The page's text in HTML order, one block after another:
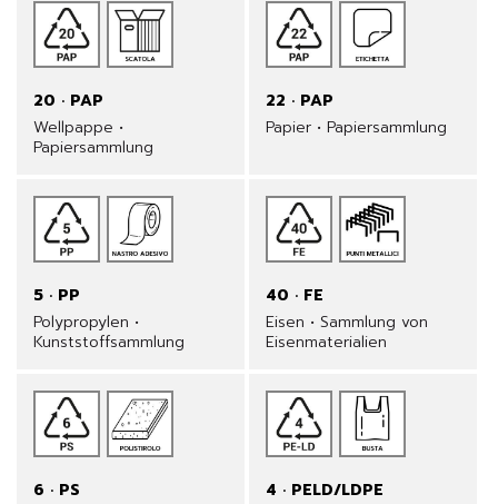
20 · PAP
Wellpappe •
Papiersammlung
22 · PAP
Papier • Papiersammlung
5 · PP
Polypropylen •
Kunststoffsammlung
40 · FE
Eisen • Sammlung von
Eisenmaterialien
6 · PS
4 · PELD/LDPE